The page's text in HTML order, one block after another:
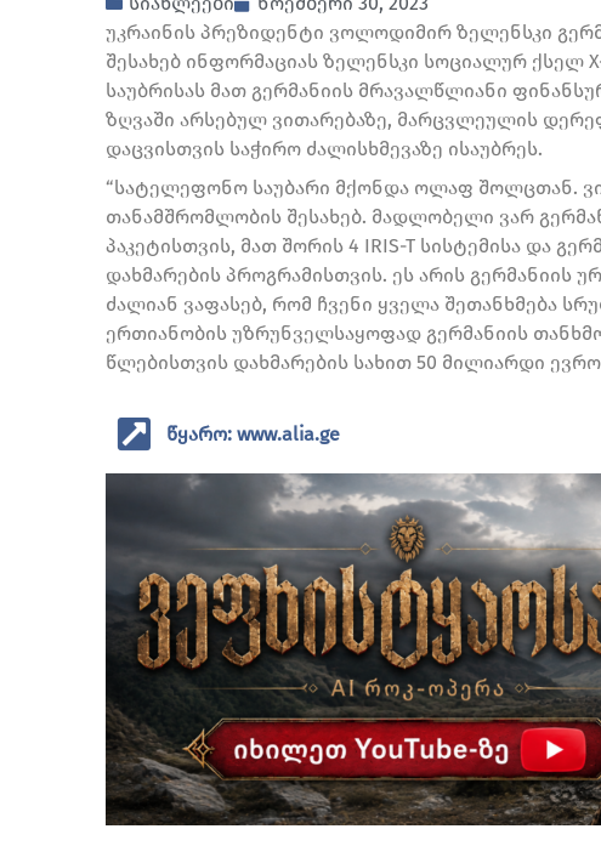
უკრაინის პრეზიდენტი ვოლოდიმირ ზელენსკი
შესახებ ინფორმაციას ზელენსკი სოციალურ ქსელ
საუბრისას მათ გერმანიის მრავალწლიანი
ზღვაში არსებულ ვითარებაზე, მარცვლეულის
დაცვისთვის საჭირო ძალისხმევაზე ისაუბრეს.
“სატელეფონო საუბარი მქონდა ოლაფ შოლცთან.
თანამშრომლობის შესახებ. მადლობელი ვარ
პაკეტისთვის, მათ შორის 4 IRIS-T სისტემისა და
დახმარების პროგრამისთვის. ეს არის გერმანიის
ძალიან ვაფასებ, რომ ჩვენი ყველა შეთანხმება
ერთიანობის უზრუნველსაყოფად გერმანიის
წლებისთვის დახმარების სახით 50 მილიარდი
წყარო: www.alia.ge